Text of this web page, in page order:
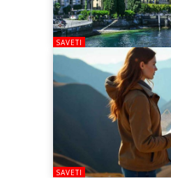
SAVETI
SAVETI